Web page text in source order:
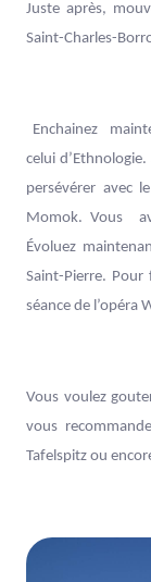
Juste après,
Saint-Charles-
Enchainez
celui
persévérer avec
Momok. Vous
Évoluez
Saint-Pierre. Pour
séance de l’opéra
Vous voulez
vous
Tafelspitz ou